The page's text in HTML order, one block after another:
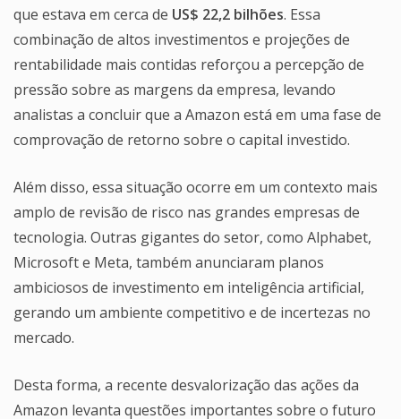
que estava em cerca de US$ 22,2 bilhões. Essa
combinação de altos investimentos e projeções de
rentabilidade mais contidas reforçou a percepção de
pressão sobre as margens da empresa, levando
analistas a concluir que a Amazon está em uma fase de
comprovação de retorno sobre o capital investido.
Além disso, essa situação ocorre em um contexto mais
amplo de revisão de risco nas grandes empresas de
tecnologia. Outras gigantes do setor, como Alphabet,
Microsoft e Meta, também anunciaram planos
ambiciosos de investimento em inteligência artificial,
gerando um ambiente competitivo e de incertezas no
mercado.
Desta forma, a recente desvalorização das ações da
Amazon levanta questões importantes sobre o futuro